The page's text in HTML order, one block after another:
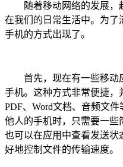
随着移动网络的发展，
在我们的日常生活中。为了
手机的方式出现了。
首先，现在有一些移动
手机。这种方式非常便捷，
PDF、Word文档、音频文
他人的手机时，只需要一些
也可以在应用中查看发送状
好地控制文件的传输速度。